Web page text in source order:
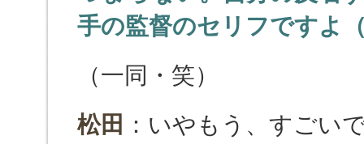
手の監督のセリフですよ
（一同・笑）
松田 ：いやもう、すごい